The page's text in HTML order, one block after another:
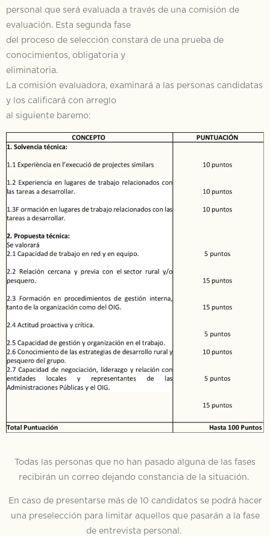
personal que será evaluada a través de una comisión de
evaluación. Esta segunda fase
del proceso de selección constará de una prueba de
conocimientos, obligatoria y
eliminatoria.
La comisión evaluadora, examinará a las personas candidatas
y los calificará con arreglo
al siguiente baremo:
Todas las personas que no han pasado alguna de las fases
recibirán un correo dejando constancia de la situación.
En caso de presentarse más de 10 candidatos se podrá hacer
una preselección para limitar aquellos que pasarán a la fase
de entrevista personal.